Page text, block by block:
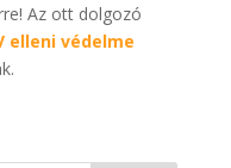
Az ott dolgozó
elleni védelme